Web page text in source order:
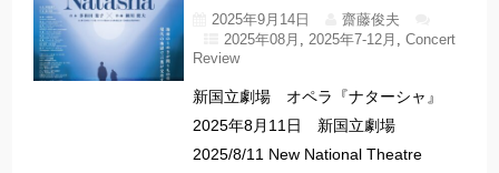
2025年9月14日
齋藤俊夫
2025年08月 , 2025年7-12月 , Concert
Review
新国立劇場 オペラ『ナターシャ』
2025年8月11日 新国立劇場
2025/8/11 New National Theatre